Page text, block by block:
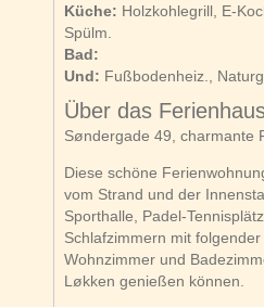
Küche: Holzkohlegrill, E-
Spülm.
Bad:
Und: Fußbodenheiz.,
Über das
Søndergade 49, charmante
Diese schöne
vom Strand und der
Sporthalle, Padel-
Schlafzimmern mit
Wohnzimmer und
Løkken genießen können.